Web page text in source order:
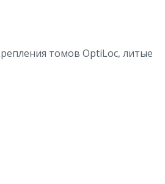
томов OptiLoc, литые